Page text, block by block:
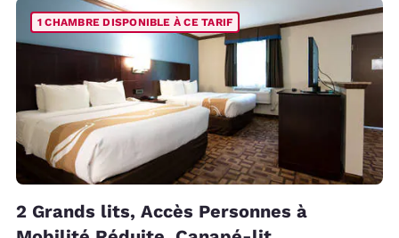
1 CHAMBRE DISPONIBLE À CE TARIF
2 Grands lits, Accès Personnes à